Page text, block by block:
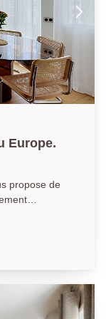
à
recherché.
Chatou Europe.
propose de
Au
verts et
2
des